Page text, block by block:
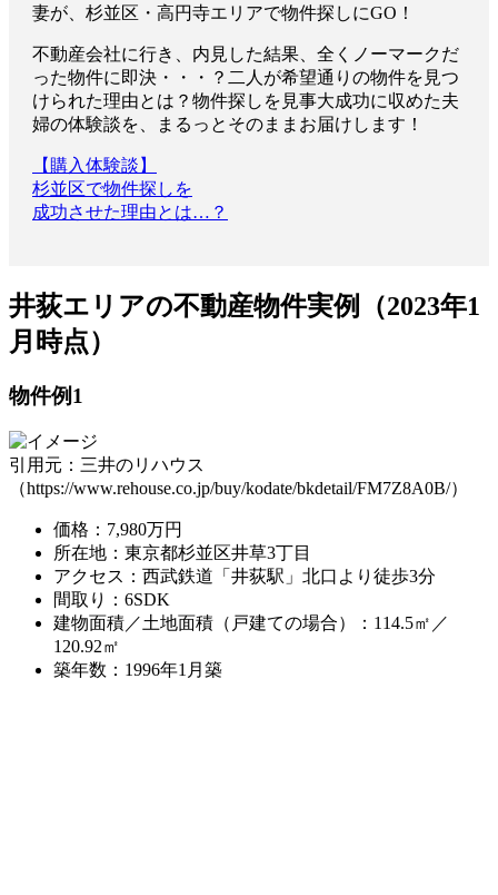
妻が、杉並区・高円寺エリアで物件探しにGO！
不動産会社に行き、内見した結果、全くノーマークだ
った物件に即決・・・？ 二人が希望通りの物件を見つ
けられた理由とは ？物件探しを見事大成功に収めた夫
婦の体験談を、まるっとそのままお届けします！
【購入体験談】
杉並区で物件探しを
成功させた理由とは…？
井荻エリアの不動産物件実例（2023年1
月時点）
物件例1
引用元：三井のリハウス
（https://www.rehouse.co.jp/buy/kodate/bkdetail/FM7Z8A0B/）
価格：7,980万円
所在地：東京都杉並区井草3丁目
アクセス：西武鉄道「井荻駅」北口より徒歩3分
間取り：6SDK
建物面積／土地面積（戸建ての場合）：114.5㎡／
120.92㎡
築年数：1996年1月築